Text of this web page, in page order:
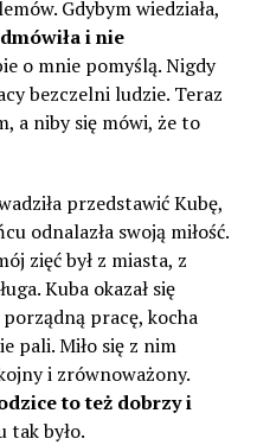
Gdybym wiedziała,
i nie
o mnie pomyślą. Nigdy
bezczelni ludzie. Teraz
a niby się mówi, że to
przedstawić Kubę,
odnalazła swoją miłość.
zięć był z miasta, z
Kuba okazał się
pracę, kocha
pali. Miło się z nim
i zrównoważony.
to też dobrzy i
było.